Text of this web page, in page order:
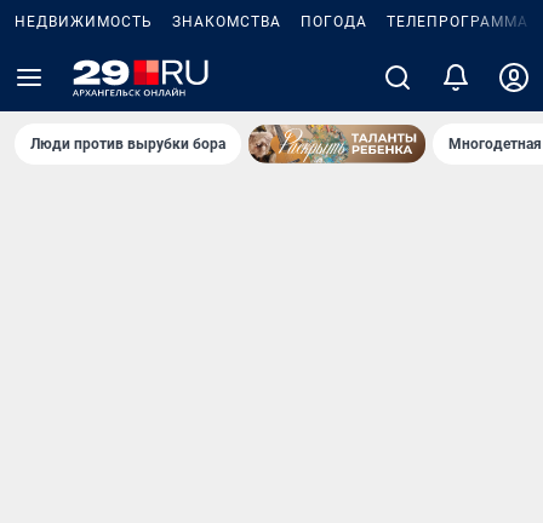
НЕДВИЖИМОСТЬ ЗНАКОМСТВА ПОГОДА ТЕЛЕПРОГРАММА
Люди против вырубки бора